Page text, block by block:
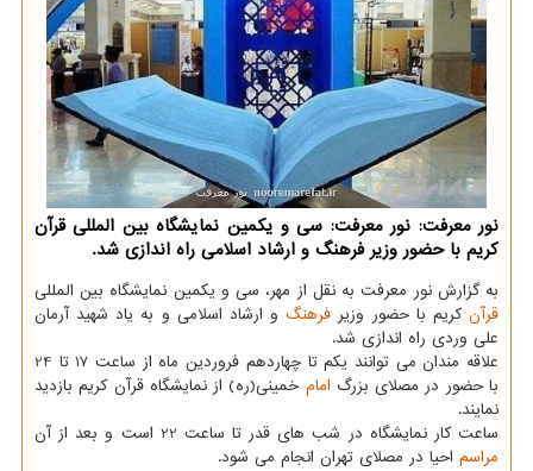
نور معرفت: نور معرفت: سی و یکمین نمایشگاه بین المللی قرآن
کریم با حضور وزیر فرهنگ و ارشاد اسلامی راه اندازی شد.
به گزارش نور معرفت به نقل از مهر، سی و یکمین نمایشگاه بین المللی
قرآنکریم با حضور وزیر فرهنگ و ارشاد اسلامی و به یاد شهید آرمان
علی وردی راه اندازی شد.
علاقه مندان می توانند یکم تا چهاردهم فروردین ماه از ساعت 17 تا 24
با حضور در مصلای بزرگ امام خمینی(ره) از نمایشگاه قرآن کریم بازدید
نمایند.
ساعت کار نمایشگاه در شب های قدر تا ساعت 22 است و بعد از آن
مراسم احیا در مصلای تهران انجام می شود.